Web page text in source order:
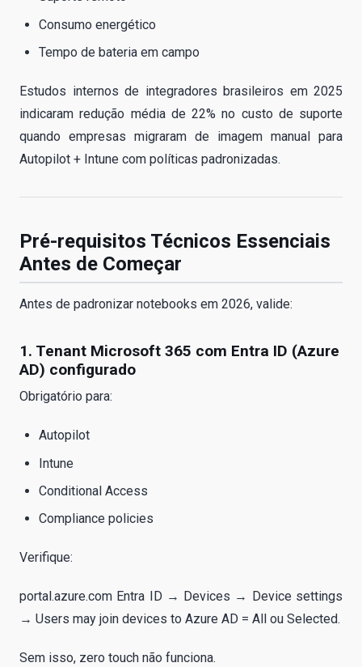
Consumo energético
Tempo de bateria em campo
Estudos internos de integradores brasileiros em 2025
indicaram redução média de 22% no custo de suporte
quando empresas migraram de imagem manual para
Autopilot + Intune com políticas padronizadas.
Pré-requisitos Técnicos Essenciais
Antes de Começar
Antes de padronizar notebooks em 2026, valide:
1. Tenant Microsoft 365 com Entra ID (Azure
AD) configurado
Obrigatório para:
Autopilot
Intune
Conditional Access
Compliance policies
Verifique:
portal.azure.com Entra ID → Devices → Device settings
→ Users may join devices to Azure AD = All ou Selected.
Sem isso, zero touch não funciona.